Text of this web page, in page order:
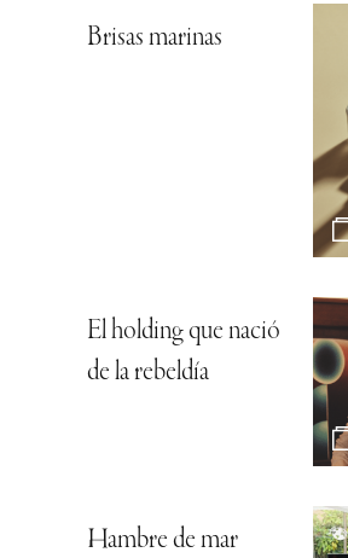
Brisas marinas
El holding que nació
de la rebeldía
Hambre de mar